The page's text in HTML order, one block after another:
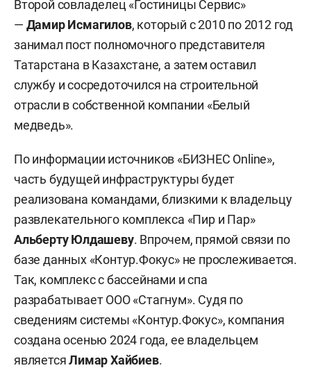
Второй совладелец «Гостиницы Сервис»
— Дамир Исмагилов, который с 2010 по 2012 год
занимал пост полномочного представителя
Татарстана в Казахстане, а затем оставил
службу и сосредоточился на строительной
отрасли в собственной компании «Белый
медведь».
По информации источников «БИЗНЕС Online»,
часть будущей инфраструктуры будет
реализована командами, близкими к владельцу
развлекательного комплекса «Пир и Пар»
Альберту Юлдашеву. Впрочем, прямой связи по
базе данных «Контур.Фокус» не прослеживается.
Так, комплекс с бассейнами и спа
разрабатывает ООО «Стагнум». Судя по
сведениям системы «Контур.Фокус», компания
создана осенью 2024 года, ее владельцем
являетсяЛимар Хайбиев.